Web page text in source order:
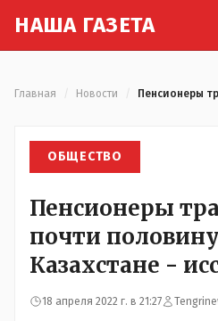
НАША ГАЗЕТА
Главная Новости
ОБЩЕСТВО
Пенсионеры
почти
Казахстане -
18 апреля 2022 г. в 21:27